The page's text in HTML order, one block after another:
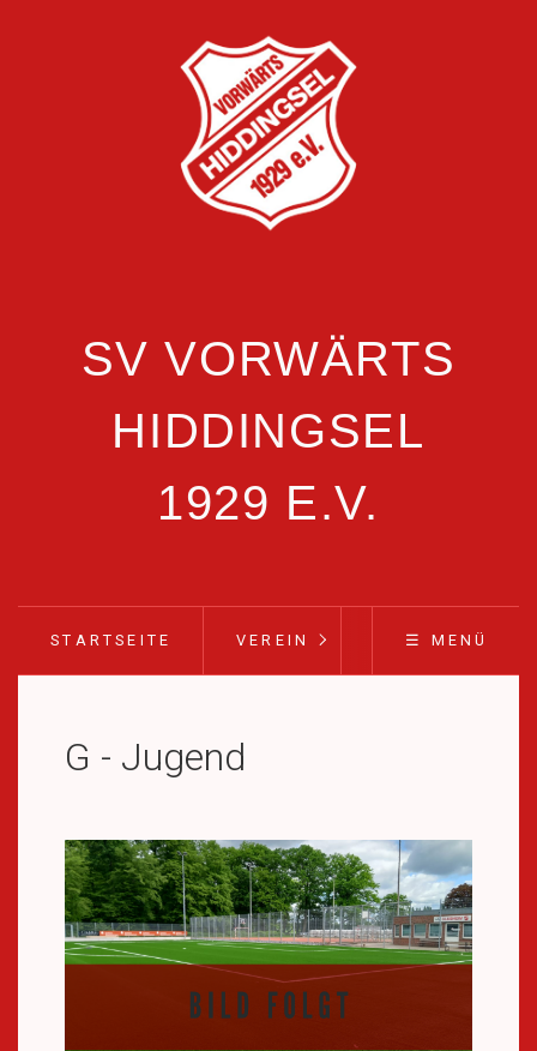
SV VORWÄRTS
HIDDINGSEL
1929 E.V.
STARTSEITE VEREIN FUSSBALL
☰ MENÜ
G - Jugend